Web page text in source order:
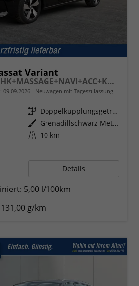
Variant
Business DSG+AHK+MASSAGE+NAVI+ACC+KAMERA+LED+17" ALU
09.09.2026 Neuwagen mit Tageszulassung
Getriebe
Doppelkupplungsgetriebe (DSG)
Außenfarbe
Grenadillschwarz Metallic
Kilometerstand 10 km
Details
5,00 l/100km
131,00 g/km